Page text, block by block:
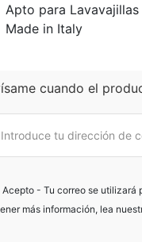
Apto para Lavavajillas
Made in Italy
cuando el
Acepto - Tu correo se utilizará
más información, lea